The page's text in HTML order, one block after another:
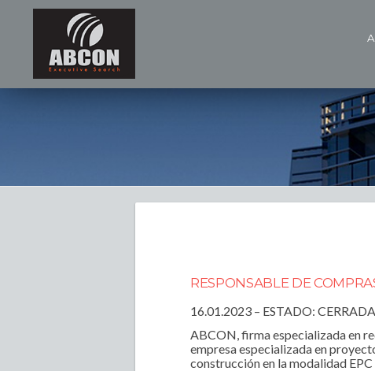
RESPONSABLE DE
16.01.2023 – ESTADO: CERRADA
ABCON, firma especializada en
empresa especializada en
construcción en la modalidad EPC